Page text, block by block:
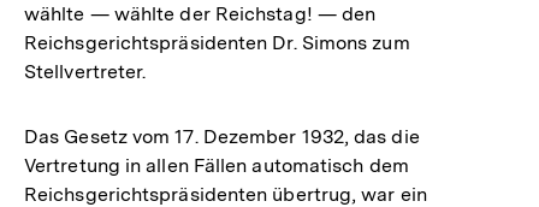
wählte — wählte der Reichstag! — den
Reichsgerichtspräsidenten Dr. Simons zum
Stellvertreter.
Das Gesetz vom 17. Dezember 1932, das die
Vertretung in allen Fällen automatisch dem
Reichsgerichtspräsidenten übertrug, war ein